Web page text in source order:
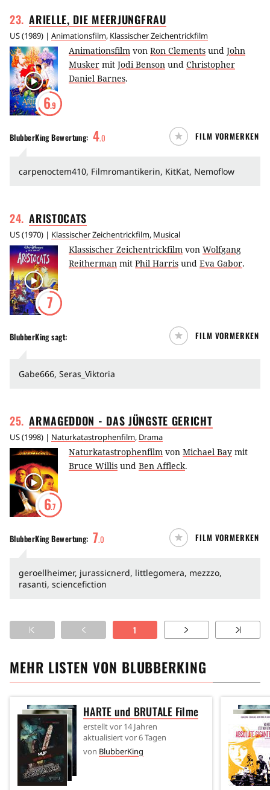
23. ARIELLE, DIE MEERJUNGFRAU
US(1989) | Animationsfilm, Klassischer Zeichentrickfilm
6.9
Animationsfilm von Ron Clements und John
Musker mit Jodi Benson und Christopher
Daniel Barnes.
BlubberKingBewertung: 4.0 FILM VORMERKEN
carpenoctem410, Filmromantikerin, KitKat, Nemoflow
24. ARISTOCATS
US(1970) | Klassischer Zeichentrickfilm, Musical
7
Klassischer Zeichentrickfilm von Wolfgang
Reitherman mit Phil Harris und Eva Gabor.
BlubberKingsagt: FILM VORMERKEN
Gabe666, Seras_Viktoria
25. ARMAGEDDON - DAS JÜNGSTE GERICHT
US(1998) | Naturkatastrophenfilm, Drama
6.7
Naturkatastrophenfilm von Michael Bay mit
Bruce Willis und Ben Affleck.
BlubberKingBewertung: 7.0 FILM VORMERKEN
geroellheimer, jurassicnerd, littlegomera, mezzzo,
rasanti, sciencefiction
1
MEHR LISTEN VON BLUBBERKING
HARTE und BRUTALE Filme
erstelltvor 14 Jahren
aktualisiertvor 6 Tagen
von BlubberKing